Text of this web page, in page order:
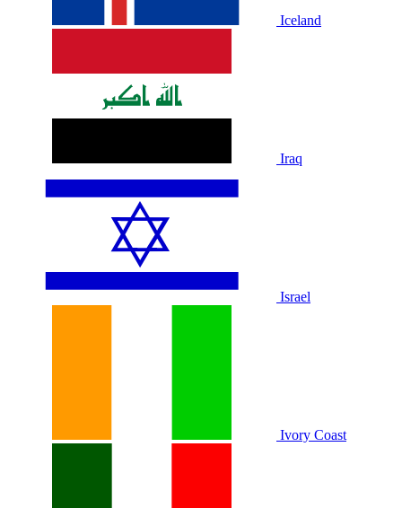
Iceland
Iraq
Israel
Ivory Coast